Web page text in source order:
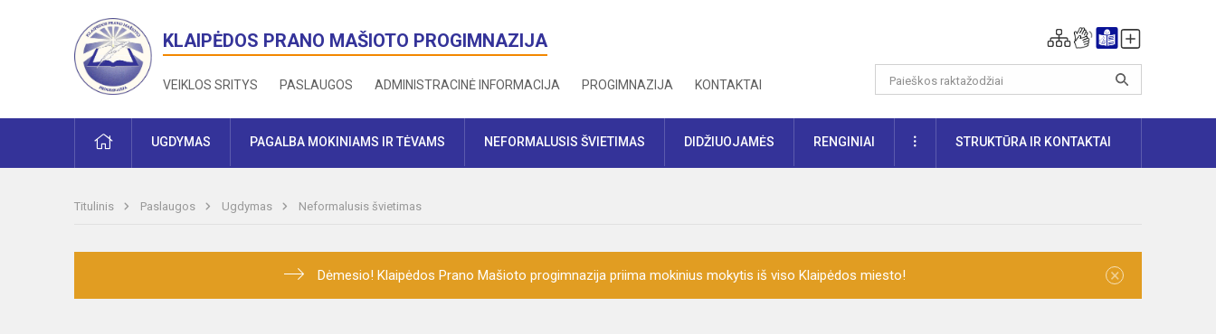
KLAIPĖDOS PRANO MAŠIOTO PROGIMNAZIJA
VEIKLOS SRITYS PASLAUGOS ADMINISTRACINĖ INFORMACIJA PROGIMNAZIJA KONTAKTAI
PRADŽIAUGDYMAS PAGALBA MOKINIAMS IR TĖVAMS NEFORMALUSIS ŠVIETIMAS DIDŽIUOJAMĖS RENGINIAI DAUGIAUSTRUKTŪRA IR KONTAKTAI
Titulinis Paslaugos Ugdymas Neformalusis švietimas
Dėmesio! Klaipėdos Prano Mašioto progimnazija priima mokinius mokytis iš viso Klaipėdos miesto! ×